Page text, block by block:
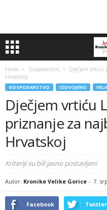
Home Gospodarstvo
Dječjem vrtiću
Hrvatskoj
GOSPODARSTVO IZDVOJENO
Dječjem vrtiću
priznanje za
Hrvatskoj
Kriteriji su bili jasno postavljeni
Autor: Kronike Velike Gorice - 7.
Facebook Twitter